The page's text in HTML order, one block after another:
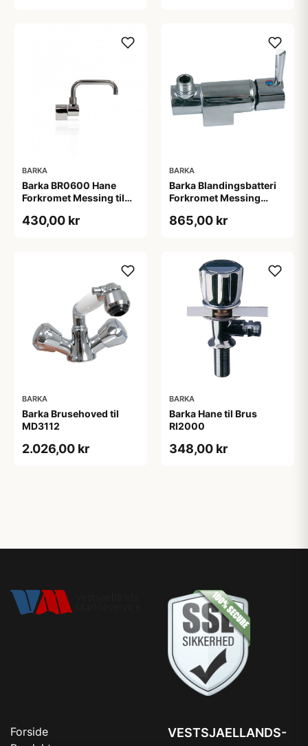
BARKA
Barka BR0600 Hane
Forkromet Messing til
430,00 kr
BARKA
Barka Blandingsbatteri
Forkromet Messing
865,00 kr
BARKA
Barka Brusehoved til
MD3112
2.026,00 kr
BARKA
Barka Hane til Brus
RI2000
348,00 kr
Forside
VESTSJAELLANDS-